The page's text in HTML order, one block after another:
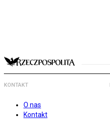
KONTAKT
O nas
Kontakt